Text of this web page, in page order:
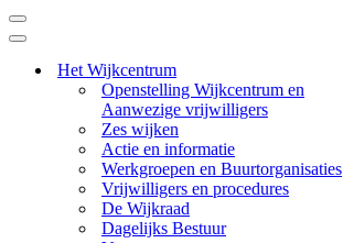
Navigatie
Menu
Navigatie
Het Wijkcentrum
Openstelling Wijkcentrum en
Aanwezige vrijwilligers
Zes wijken
Actie en informatie
Werkgroepen en Buurtorganisaties
Vrijwilligers en procedures
De Wijkraad
Dagelijks Bestuur